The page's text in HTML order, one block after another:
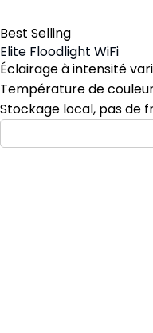
Best Selling
Elite Floodlight WiFi
Éclairage à intensité
Température de
Stockage local, pas de